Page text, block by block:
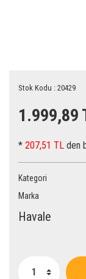
Stok Kodu : 20429
1.999,89
* 207,51 TL den
Kategori
Marka
Havale